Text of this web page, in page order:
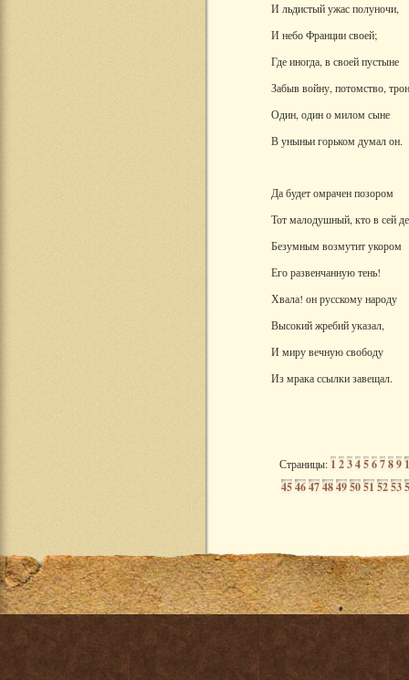
И льдистый ужас полуночи,
И небо Франции своей;
Где иногда, в своей пустыне
Забыв войну, потомство,
Один, один о милом сыне
В уныньи горьком думал он.
Да будет омрачен позором
Тот малодушный, кто в сей
Безумным возмутит укором
Его развенчанную тень!
Хвала! он русскому народу
Высокий жребий указал,
И миру вечную свободу
Из мрака ссылки завещал.
Страницы:1 23456789
454647484950515253